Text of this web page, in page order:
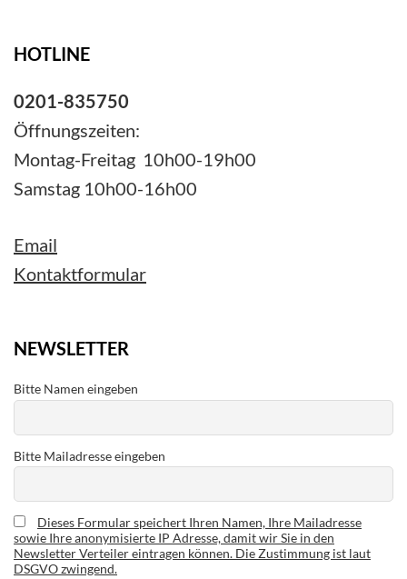
HOTLINE
0201-835750
Öffnungszeiten:
Montag-Freitag 10h00-19h00
Samstag 10h00-16h00
Email
Kontaktformular
NEWSLETTER
Bitte Namen eingeben
Bitte Mailadresse eingeben
Dieses Formular speichert Ihren Namen, Ihre Mailadresse
sowie Ihre anonymisierte IP Adresse, damit wir Sie in den
Newsletter Verteiler eintragen können. Die Zustimmung ist laut
DSGVO zwingend.